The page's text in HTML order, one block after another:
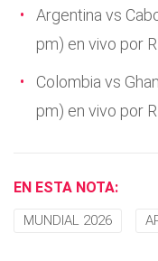
Argentina vs
pm) en vivo por
Colombia vs
pm) en vivo por
EN ESTA NOTA:
MUNDIAL 2026